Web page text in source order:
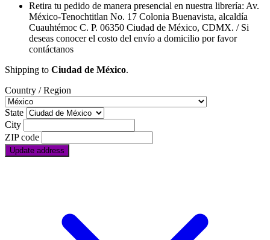
Retira tu pedido de manera presencial en nuestra librería: Av.
México-Tenochtitlan No. 17 Colonia Buenavista, alcaldía
Cuauhtémoc C. P. 06350 Ciudad de México, CDMX. / Si
deseas conocer el costo del envío a domicilio por favor
contáctanos
Shipping to Ciudad de México.
Country / Region
State
City
ZIP code
Update address